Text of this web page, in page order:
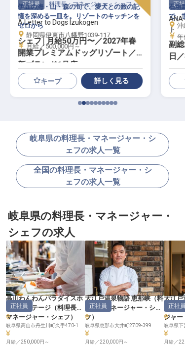
正社員 料理長・マネージャー・シェフ
A Letter to Dogs Izukogen
シェフ│月給50万円〜／2027年春
開業プレミアムドッグリゾート／
新ブランド1号店
伊豆の海・山・森の旬で、愛犬との旅の記
憶を深める一皿を。リゾートのキッチンを
ゼロから
静岡県伊東市八幡野1039-117
月給／500,000円～
キープ 詳しく見る
正社
ANA
ト
副
日
石垣
で、
沖
年
岐阜県の料理長・マネージャー・シ
ェフの求人一覧
全国の料理長・マネージャー・シ
ェフの求人一覧
岐阜県の料理長・マネージャー・
シェフの求人
高山わんわんパラダイスホ
テル＆コテージ （料理長・
マネージャー・シェフ ）
正社員
岐阜県高山市丹生川町久手470-1
月給／250,000円～
大江戸温泉物語 恵那峡（料
理長・マネージャー・シェ
フ ）
正社員
岐阜県恵那市大井町2709-399
月給／220,000円～
大江
下呂本
ジャー
正社員
岐阜県下
月給／